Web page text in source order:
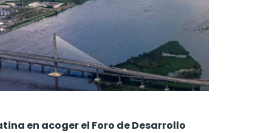
en acoger el Foro de Desarrollo